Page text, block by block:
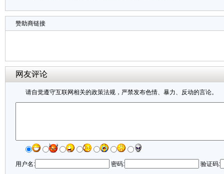
赞助商链接
网友评论
请自觉遵守互联网相关的政策法规，严禁发布色情、暴力、反动的言论。
用户名: 密码: 验证码: